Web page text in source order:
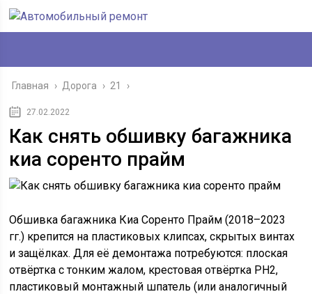
Главная › Дорога › 21 ›
27.02.2022
Как снять обшивку багажника
киа соренто прайм
Обшивка багажника Киа Соренто Прайм (2018–2023
гг.) крепится на пластиковых клипсах, скрытых винтах
и защёлках. Для её демонтажа потребуются: плоская
отвёртка с тонким жалом, крестовая отвёртка PH2,
пластиковый монтажный шпатель (или аналогичный